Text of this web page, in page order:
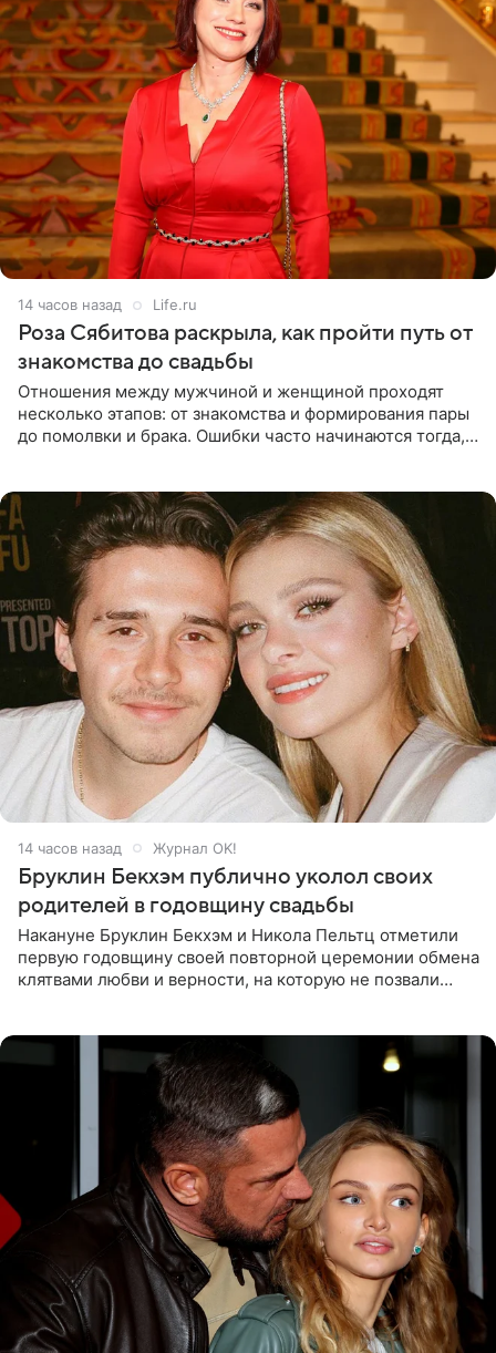
14 часов назад Life.ru
Роза Сябитова раскрыла, как пройти путь от
знакомства до свадьбы
Отношения между мужчиной и женщиной проходят
несколько этапов: от знакомства и формирования пары
до помолвки и брака. Ошибки часто начинаются тогда,
14 часов назад Журнал OK!
Бруклин Бекхэм публично уколол своих
родителей в годовщину свадьбы
Накануне Бруклин Бекхэм и Никола Пельтц отметили
первую годовщину своей повторной церемонии обмена
клятвами любви и верности, на которую не позвали